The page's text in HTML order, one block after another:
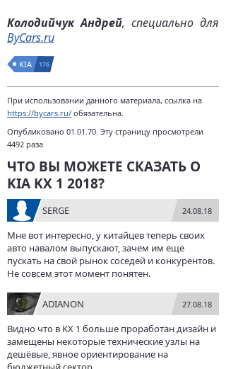
Колодийчук Андрей, специально для
ByCars.ru
KIA 176
При использовании данного материала, ссылка на
https://bycars.ru/ обязательна.
Опубликовано 01.01.70. Эту страницу просмотрели
4492 раза
ЧТО ВЫ МОЖЕТЕ СКАЗАТЬ О
KIA KX 1 2018?
SERGE 24.08.18
Мне вот интересно, у китайцев теперь своих
авто навалом выпускают, зачем им еще
пускать на свой рынок соседей и конкурентов.
Не совсем этот момент понятен.
ADIANON 27.08.18
Видно что в KX 1 больше проработан дизайн и
замещены некоторые технические узлы на
дешёвые, явное ориентирование на